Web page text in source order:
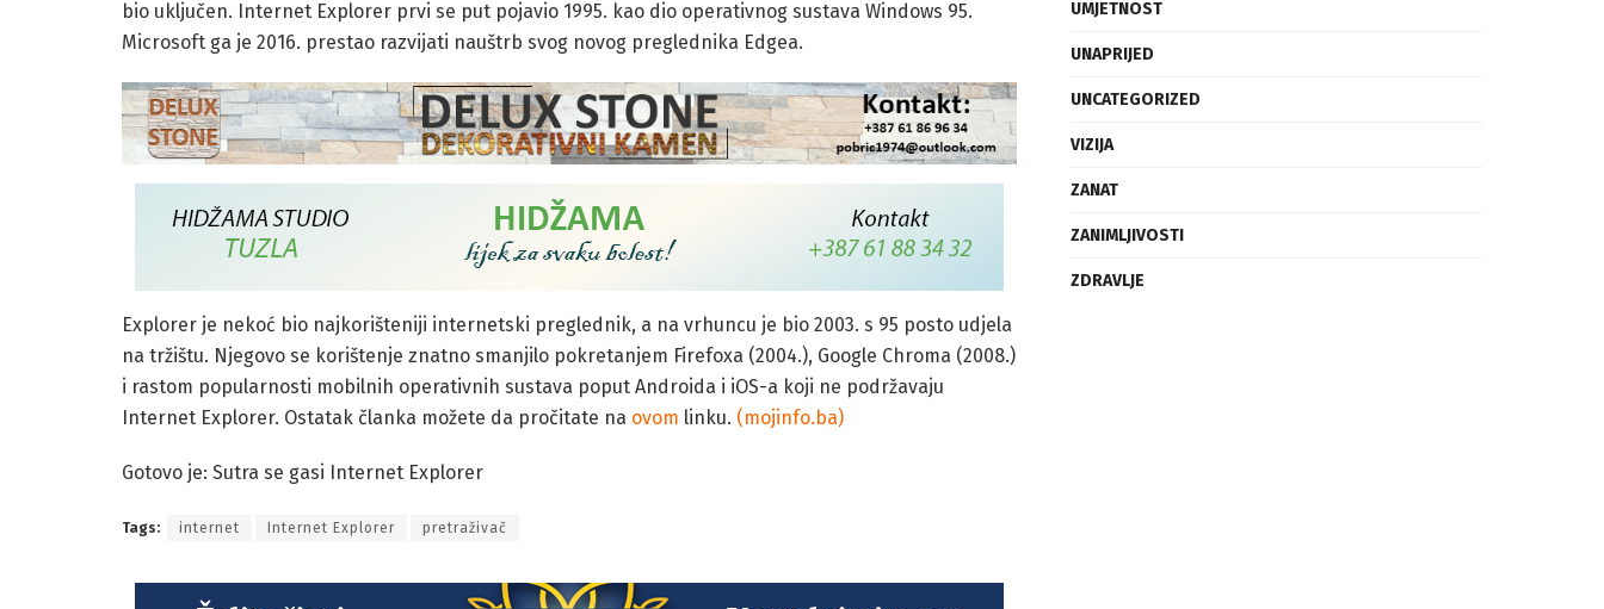
bio uključen. Internet Explorer prvi se put pojavio 1995. kao dio operativnog sustava Windows 95.
Microsoft ga je 2016. prestao razvijati nauštrb svog novog preglednika Edgea.
Explorer je nekoć bio najkorišteniji internetski preglednik, a na vrhuncu je bio 2003. s 95 posto udjela
na tržištu. Njegovo se korištenje znatno smanjilo pokretanjem Firefoxa (2004.), Google Chroma (2008.)
i rastom popularnosti mobilnih operativnih sustava poput Androida i iOS-a koji ne podržavaju
Internet Explorer. Ostatak članka možete da pročitate na ovom linku. (mojinfo.ba)
Gotovo je: Sutra se gasi Internet Explorer
Tags: internet Internet Explorer pretraživač
UMJETNOST
UNAPRIJED
UNCATEGORIZED
VIZIJA
ZANAT
ZANIMLJIVOSTI
ZDRAVLJE